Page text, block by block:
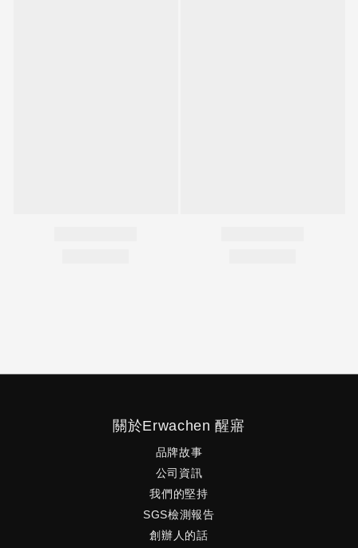
關於Erwachen 醒寤
品牌故事
公司資訊
我們的堅持
SGS檢測報告
創辦人的話